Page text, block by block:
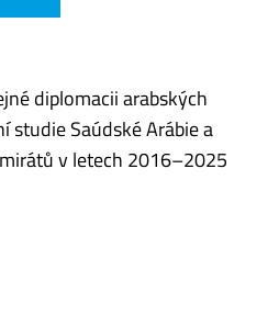
diplomacii arabských
studie Saúdské Arábie a
v letech 2016–2025